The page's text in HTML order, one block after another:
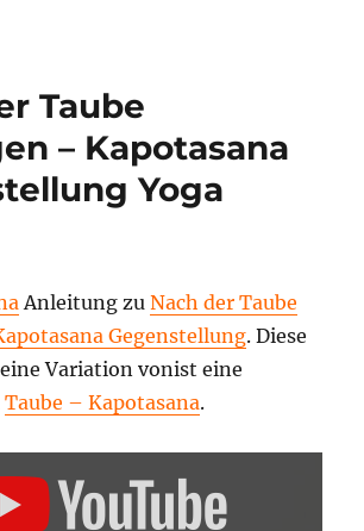
Taube
– Kapotasana
Yoga
Anleitung zuNach der Taube
Gegenstellung. Diese
Variation vonist eine
Taube – Kapotasana.